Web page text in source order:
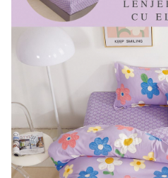
Lenjerii Creponate
Lenjerii de finet Iprimate Digital
Lenjerii de pat Bumbac 100%
Lenjerii de pat Finet + 2 Draperii
Lenjerii de pat Saten 4 piese cu
elastic